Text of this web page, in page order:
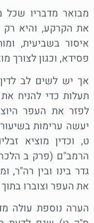
מבואר מדבריו
את הקרקע, והיא
איסור בשביעית,
פסידא, וכגון לצורך
אך יש לשים לב
תעלות כדי להניח
לפזר את העפר
יעשה ערימות
ט, וכדין מוציא
הרמב"ם (פרק ב הלכה
גדר בינו ובין רה"ר,
את העפר וצוברו
הערה נוספת עולה